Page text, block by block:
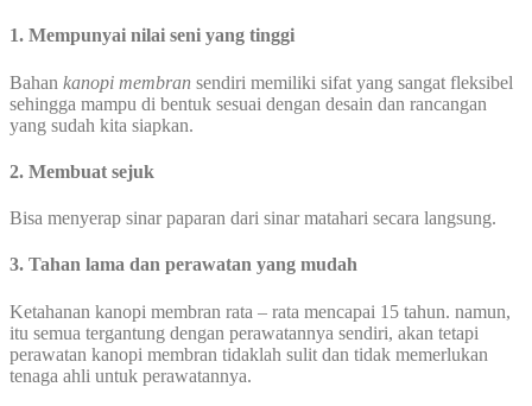
1. Mempunyai nilai seni yang tinggi
Bahan kanopi membran sendiri memiliki sifat yang sangat fleksibel
sehingga mampu di bentuk sesuai dengan desain dan rancangan
yang sudah kita siapkan.
2. Membuat sejuk
Bisa menyerap sinar paparan dari sinar matahari secara langsung.
3. Tahan lama dan perawatan yang mudah
Ketahanan kanopi membran rata – rata mencapai 15 tahun. namun,
itu semua tergantung dengan perawatannya sendiri, akan tetapi
perawatan kanopi membran tidaklah sulit dan tidak memerlukan
tenaga ahli untuk perawatannya.